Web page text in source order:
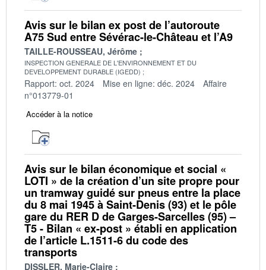
Avis sur le bilan ex post de l’autoroute
A75 Sud entre Sévérac-le-Château et l’A9
TAILLE-ROUSSEAU, Jérôme
INSPECTION GENERALE DE L'ENVIRONNEMENT ET DU
DEVELOPPEMENT DURABLE (IGEDD)
Rapport: oct. 2024 Mise en ligne: déc. 2024
Affaire
n°013779-01
Accéder à la notice
Avis sur le bilan économique et social «
LOTI » de la création d’un site propre pour
un tramway guidé sur pneus entre la place
du 8 mai 1945 à Saint-Denis (93) et le pôle
gare du RER D de Garges-Sarcelles (95) –
T5 - Bilan « ex-post » établi en application
de l’article L.1511-6 du code des
transports
DISSLER, Marie-Claire